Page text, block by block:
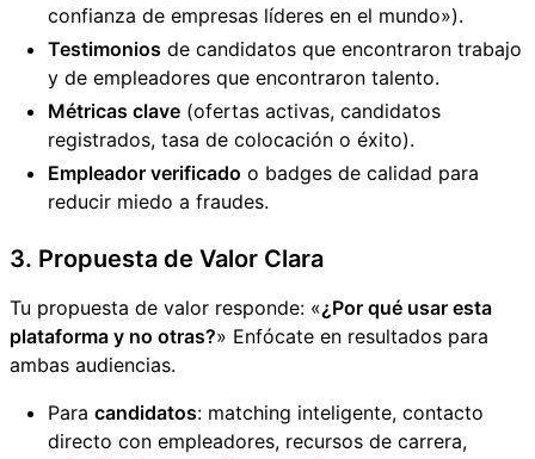
confianza de empresas líderes en el mundo»).
Testimonios de candidatos que encontraron trabajo
y de empleadores que encontraron talento.
Métricas clave (ofertas activas, candidatos
registrados, tasa de colocación o éxito).
Empleador verificado o badges de calidad para
reducir miedo a fraudes.
3. Propuesta de Valor Clara
Tu propuesta de valor responde: «¿Por qué usar esta
plataforma y no otras?» Enfócate en resultados para
ambas audiencias.
Para candidatos: matching inteligente, contacto
directo con empleadores, recursos de carrera,